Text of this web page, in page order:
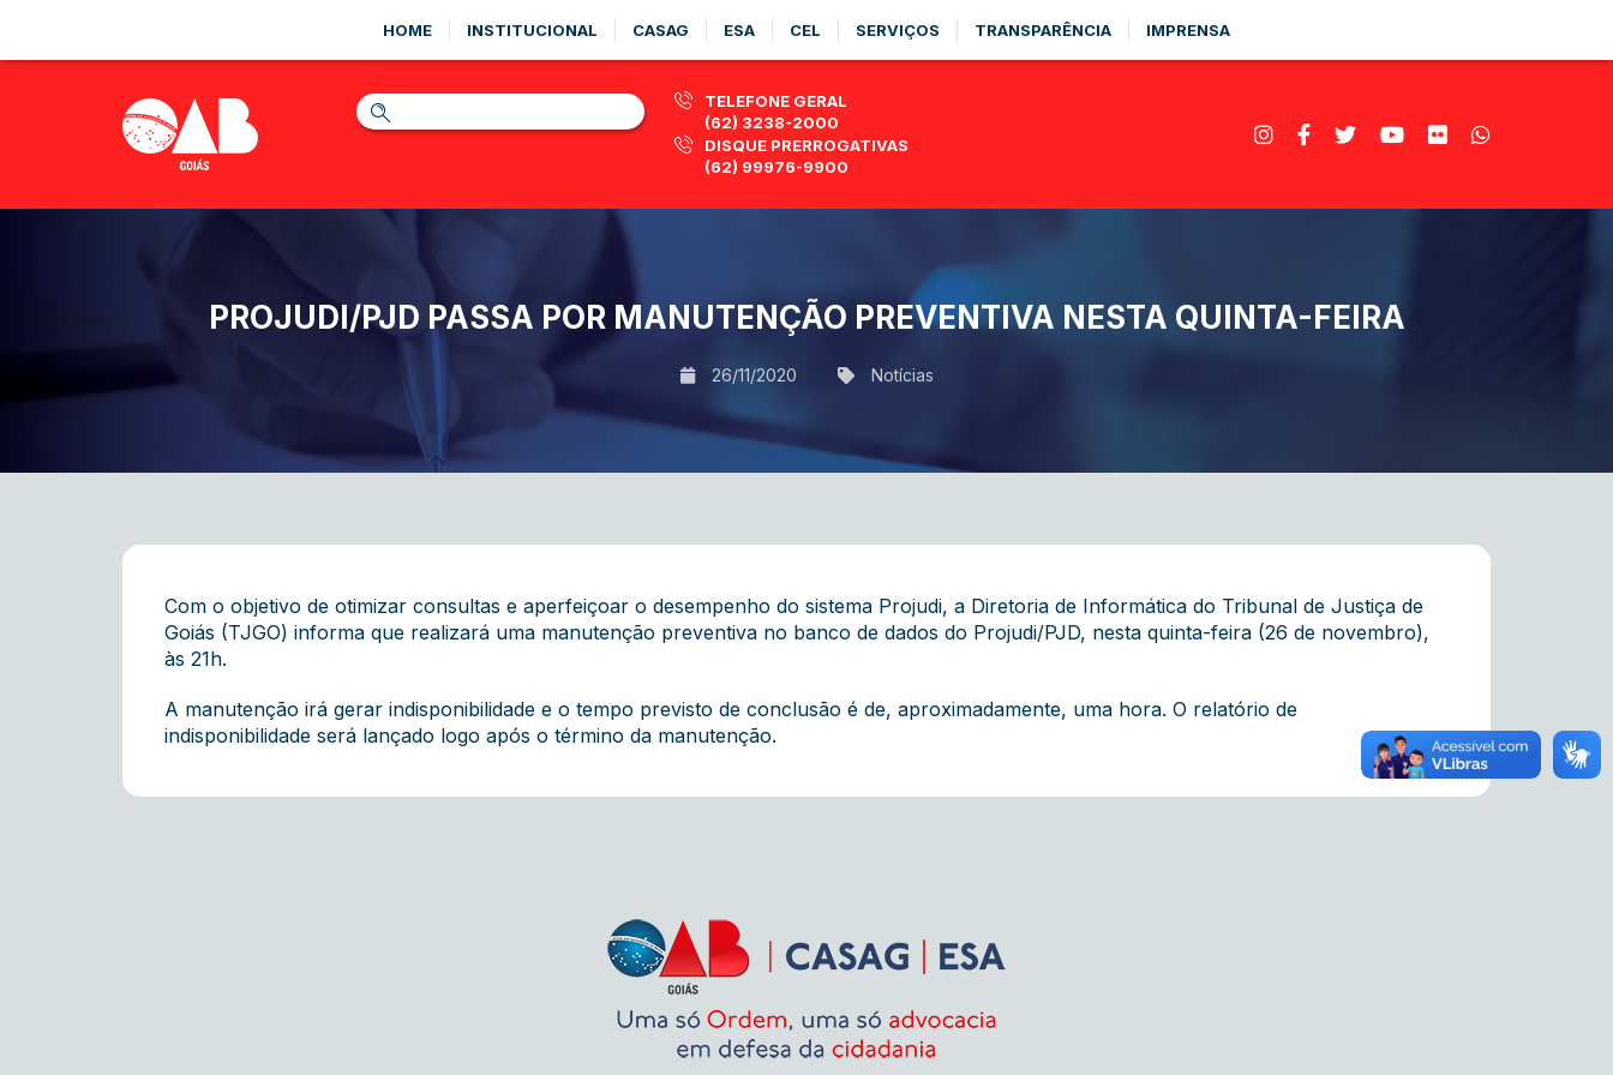
HOME INSTITUCIONAL CASAG ESA CEL SERVIÇOS TRANSPARÊNCIA IMPRENSA
TELEFONE GERAL
(62) 3238-2000
DISQUE PRERROGATIVAS
(62) 99976-9900
PROJUDI/PJD PASSA POR MANUTENÇÃO PREVENTIVA NESTA QUINTA-FEIRA
26/11/2020 Notícias
Com o objetivo de otimizar consultas e aperfeiçoar o desempenho do sistema Projudi, a Diretoria de Informática do Tribunal de Justiça de
Goiás (TJGO) informa que realizará uma manutenção preventiva no banco de dados do Projudi/PJD, nesta quinta-feira (26 de novembro),
às 21h.
A manutenção irá gerar indisponibilidade e o tempo previsto de conclusão é de, aproximadamente, uma hora. O relatório de
indisponibilidade será lançado logo após o término da manutenção.